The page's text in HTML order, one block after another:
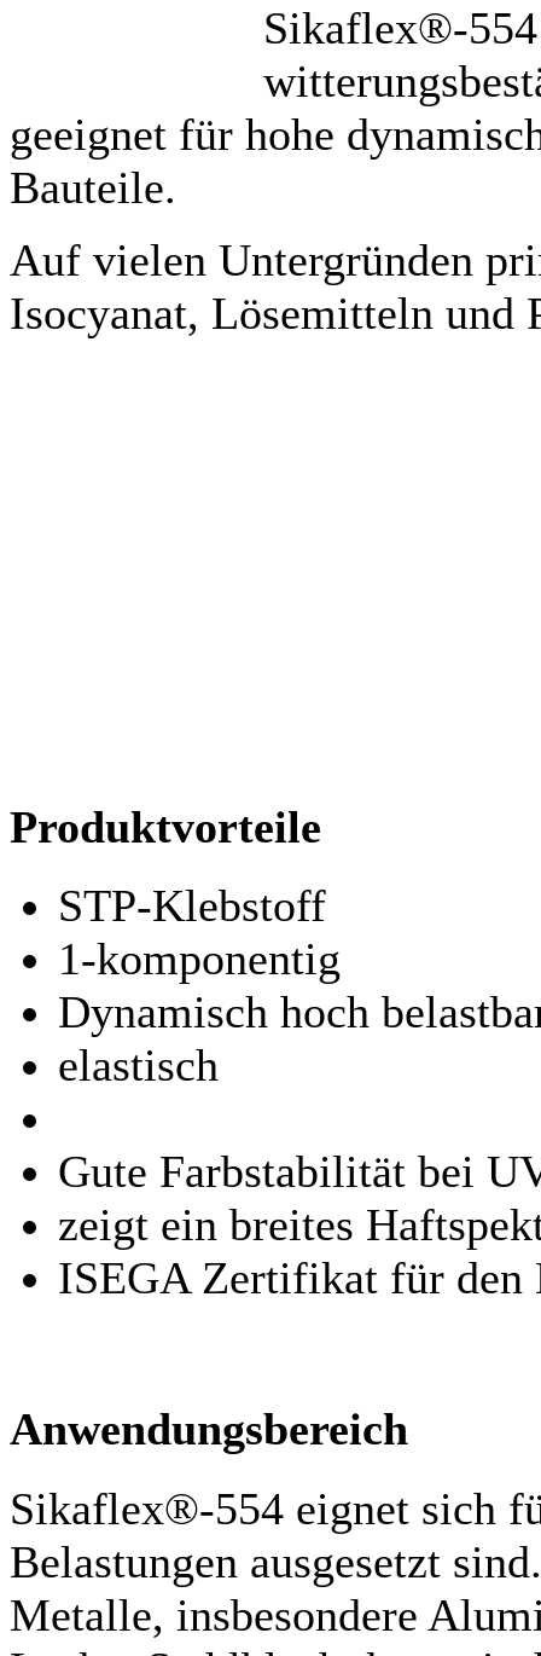
Sikaflex®-
geeignet für hohe
Bauteile.
Auf vielen Untergründen
Isocyanat, Lösemitteln und
Produktvorteile
STP-Klebstoff
1-komponentig
Dynamisch hoch
elastisch
Gute Farbstabilität bei
zeigt ein breites
ISEGA Zertifikat für den
Anwendungsbereich
Sikaflex®-554 eignet sich
Belastungen ausgesetzt
Metalle, insbesondere